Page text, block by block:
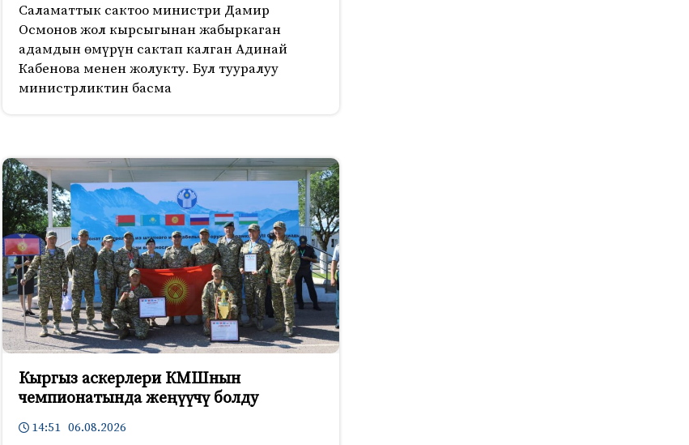
Саламаттык сактоо министри Дамир
Осмонов жол кырсыгынан жабыркаган
адамдын өмүрүн сактап калган Адинай
Кабенова менен жолукту. Бул тууралуу
министрликтин басма
Кыргыз аскерлери КМШнын
чемпионатында жеңүүчү болду
14:51 06.08.2026